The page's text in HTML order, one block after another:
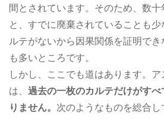
間とされています。そのため、数
と、すでに廃棄されていることも
ルテがないから因果関係を証明で
も多いところです。
しかし、ここでも道はあります。
は、 過去の一枚のカルテだけがす
りません。 次のようなものを総合し